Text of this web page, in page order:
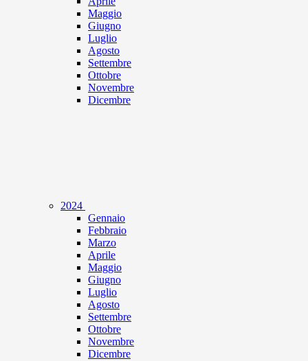
Maggio
Giugno
Luglio
Agosto
Settembre
Ottobre
Novembre
Dicembre
2024
Gennaio
Febbraio
Marzo
Aprile
Maggio
Giugno
Luglio
Agosto
Settembre
Ottobre
Novembre
Dicembre